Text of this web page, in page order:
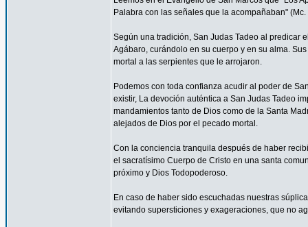
Palabra con las señales que la acompañaban" (Mc.
Según una tradición, San Judas Tadeo al predicar
Agábaro, curándolo en su cuerpo y en su alma.
mortal a las serpientes que le arrojaron.
Podemos con toda confianza acudir al poder de
existir, La devoción auténtica a San Judas Tadeo
mandamientos tanto de Dios como de la Santa
alejados de Dios por el pecado mortal.
Con la conciencia tranquila después de haber
el sacratísimo Cuerpo de Cristo en una santa
próximo y Dios Todopoderoso.
En caso de haber sido escuchadas nuestras
evitando supersticiones y exageraciones, que no